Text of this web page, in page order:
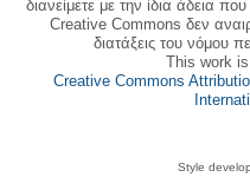
διανείμετε με την ίδια άδεια
Creative Commons δεν
διατάξεις του νόμου
This work
Creative Commons
Style